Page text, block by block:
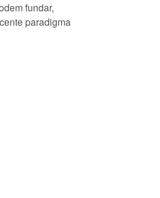
fundar,
paradigma